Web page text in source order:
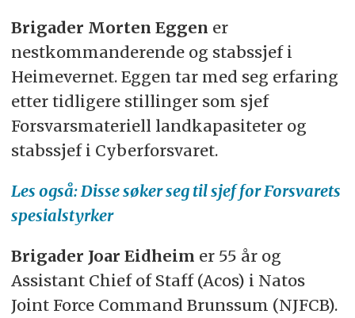
Brigader Morten Eggen er
nestkommanderende og stabssjef i
Heimevernet. Eggen tar med seg erfaring
etter tidligere stillinger som sjef
Forsvarsmateriell landkapasiteter og
stabssjef i Cyberforsvaret.
Les også: Disse søker seg til sjef for Forsvarets
spesialstyrker
Brigader Joar Eidheim er 55 år og
Assistant Chief of Staff (Acos) i Natos
Joint Force Command Brunssum (NJFCB).